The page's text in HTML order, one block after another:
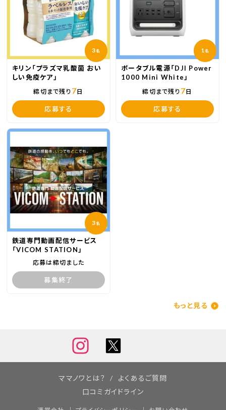
3名
キリン「プラズマ乳酸菌 おい
しい免疫ケア」
締切まで残り 7日
応募する
1名
ポータブル電源「DJI Power
1000 Mini White」
締切まで残り 7日
応募する
3名
鉄道専門動画配信サービス
「VICOM STATION」
応募は締切ました
募集終了
もっと見る
ママノワとは？
よくあるご質問
口コミガイドライン